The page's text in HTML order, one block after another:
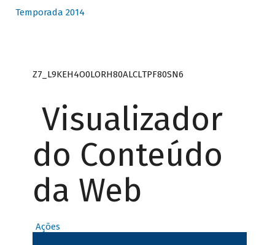
Temporada 2014
Z7_L9KEH4O0LORH80ALCLTPF80SN6
Visualizador
do Conteúdo
da Web
Ações